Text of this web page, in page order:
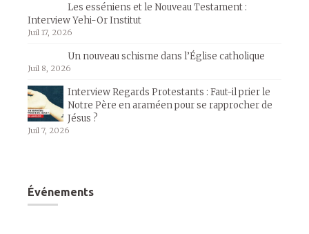
Les esséniens et le Nouveau Testament :
Interview Yehi-Or Institut
Juil 17, 2026
Un nouveau schisme dans l’Église catholique
Juil 8, 2026
Interview Regards Protestants : Faut-il prier le
Notre Père en araméen pour se rapprocher de
Jésus ?
Juil 7, 2026
Événements